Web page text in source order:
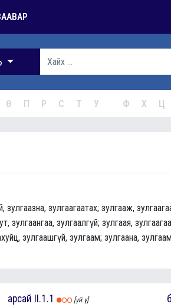
Ө П Р С Т У Ф Х Ц
зулгаагаатах; зулгааж,
зулгаалгүй; зулгаая,
зулгаашгүй, зулгаам; зулгаана,
арсай II.1.1 [үй.ү]